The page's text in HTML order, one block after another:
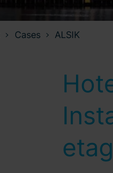
Cases ALSIK